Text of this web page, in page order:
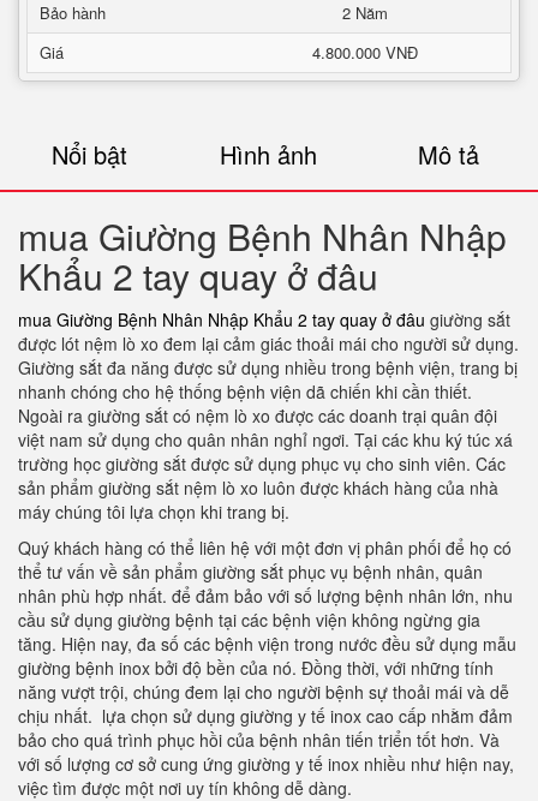
Bảo hành
2 Năm
Giá
4.800.000 VNĐ
Nổi bật Hình ảnh Mô tả
mua Giường Bệnh Nhân Nhập
Khẩu 2 tay quay ở đâu
mua Giường Bệnh Nhân Nhập Khẩu 2 tay quay ở đâu giường sắt
được lót nệm lò xo đem lại cảm giác thoải mái cho người sử dụng.
Giường sắt đa năng được sử dụng nhiều trong bệnh viện, trang bị
nhanh chóng cho hệ thống bệnh viện dã chiến khi cần thiết.
Ngoài ra giường sắt có nệm lò xo được các doanh trại quân đội
việt nam sử dụng cho quân nhân nghỉ ngơi. Tại các khu ký túc xá
trường học giường sắt được sử dụng phục vụ cho sinh viên. Các
sản phẩm giường sắt nệm lò xo luôn được khách hàng của nhà
máy chúng tôi lựa chọn khi trang bị.
Quý khách hàng có thể liên hệ với một đơn vị phân phối để họ có
thể tư vấn về sản phẩm giường sắt phục vụ bệnh nhân, quân
nhân phù hợp nhất. để đảm bảo với số lượng bệnh nhân lớn, nhu
cầu sử dụng giường bệnh tại các bệnh viện không ngừng gia
tăng. Hiện nay, đa số các bệnh viện trong nước đều sử dụng mẫu
giường bệnh inox bởi độ bền của nó. Đồng thời, với những tính
năng vượt trội, chúng đem lại cho người bệnh sự thoải mái và dễ
chịu nhất. lựa chọn sử dụng giường y tế inox cao cấp nhằm đảm
bảo cho quá trình phục hồi của bệnh nhân tiến triển tốt hơn. Và
với số lượng cơ sở cung ứng giường y tế inox nhiều như hiện nay,
việc tìm được một nơi uy tín không dễ dàng.